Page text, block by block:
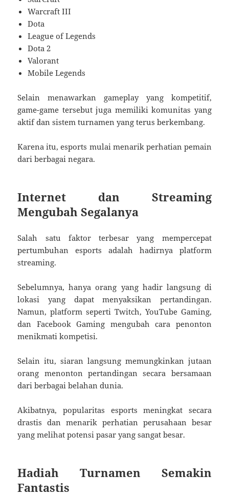
Warcraft III
Dota
League of Legends
Dota 2
Valorant
Mobile Legends
Selain menawarkan gameplay yang kompetitif,
game-game tersebut juga memiliki komunitas yang
aktif dan sistem turnamen yang terus berkembang.
Karena itu, esports mulai menarik perhatian pemain
dari berbagai negara.
Internet dan Streaming
Mengubah Segalanya
Salah satu faktor terbesar yang mempercepat
pertumbuhan esports adalah hadirnya platform
streaming.
Sebelumnya, hanya orang yang hadir langsung di
lokasi yang dapat menyaksikan pertandingan.
Namun, platform seperti Twitch, YouTube Gaming,
dan Facebook Gaming mengubah cara penonton
menikmati kompetisi.
Selain itu, siaran langsung memungkinkan jutaan
orang menonton pertandingan secara bersamaan
dari berbagai belahan dunia.
Akibatnya, popularitas esports meningkat secara
drastis dan menarik perhatian perusahaan besar
yang melihat potensi pasar yang sangat besar.
Hadiah Turnamen Semakin
Fantastis